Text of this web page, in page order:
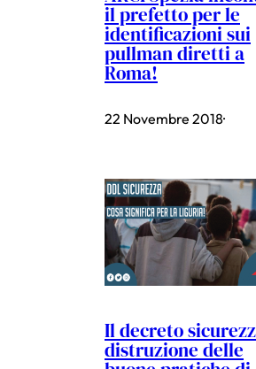
il prefetto per le
identificazioni sui
pullman diretti a
Roma!
22 Novembre 2018·
Il decreto
distruzione delle